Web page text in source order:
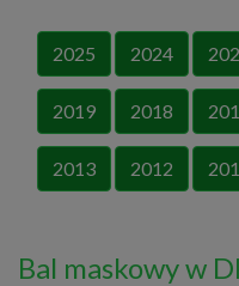
2025 2024
2019 2018
2013 2012
Bal maskowy w